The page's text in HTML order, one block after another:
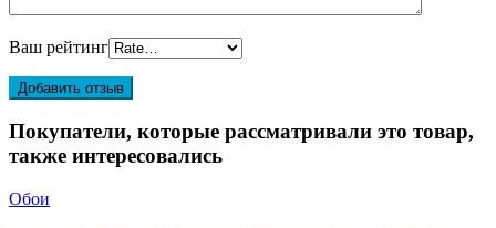
Ваш рейтинг
Покупатели, которые рассматривали это товар,
также интересовались
Обои